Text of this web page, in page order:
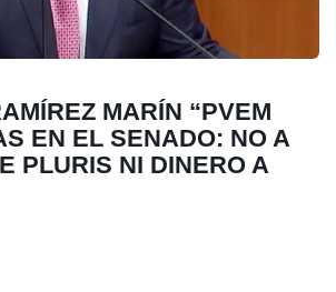
MARÍN “PVEM
EN EL SENADO: NO A
PLURIS NI DINERO A